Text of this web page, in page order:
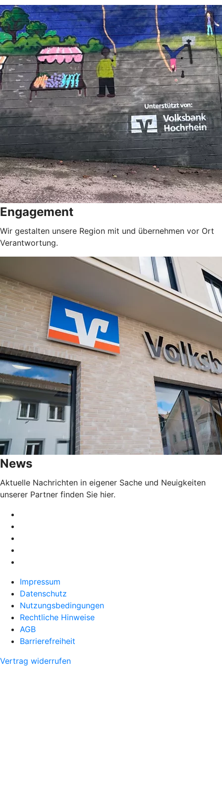
Engagement
Wir gestalten unsere Region mit und übernehmen vor Ort
Verantwortung.
News
Aktuelle Nachrichten in eigener Sache und Neuigkeiten
unserer Partner finden Sie hier.
Impressum
Datenschutz
Nutzungsbedingungen
Rechtliche Hinweise
AGB
Barrierefreiheit
Vertrag widerrufen